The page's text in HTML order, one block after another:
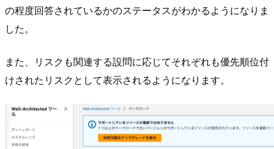
の程度回答されているかのステータスがわかるようになりま
した。
また、リスクも関連する設問に応じてそれぞれも優先順位付
けされたリスクとして表示されるようになります。